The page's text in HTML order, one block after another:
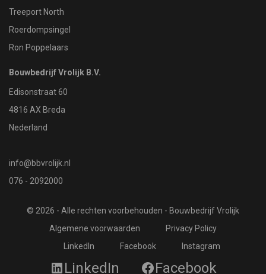
Treeport North
Roerdompsingel
Ron Poppelaars
Bouwbedrijf Vrolijk B.V.
Edisonstraat 60
4816 AX Breda
Nederland
info@bbvrolijk.nl
076 - 2092000
© 2026 - Alle rechten voorbehouden - Bouwbedrijf Vrolijk
Algemene voorwaarden
Privacy Policy
LinkedIn
Facebook Instagram
LinkedIn Facebook